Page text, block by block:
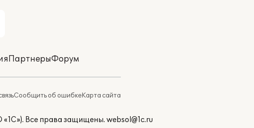
ПартнерыФорум
Сообщить об ошибкеКарта сайта
Все права защищены. websol@1c.ru